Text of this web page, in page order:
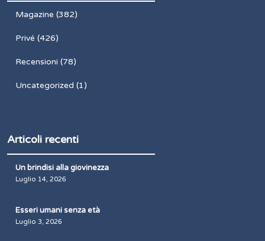
Magazine (382)
Privé (426)
Recensioni (78)
Uncategorized (1)
Articoli recenti
Un brindisi alla giovinezza
Luglio 14, 2026
Esseri umani senza età
Luglio 3, 2026